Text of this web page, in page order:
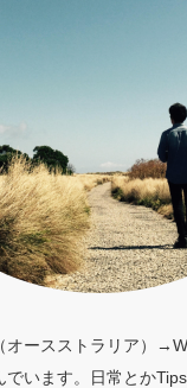
ースストラリア）
います。日常とかTips